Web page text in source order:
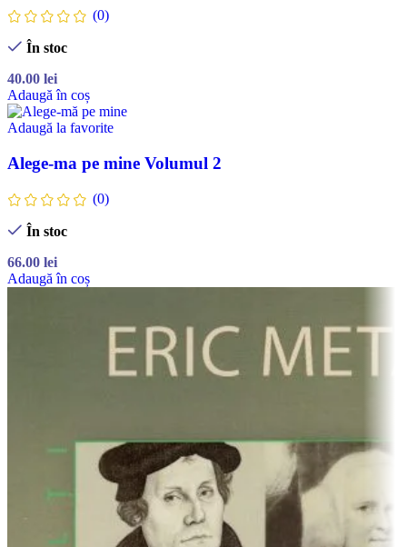
(0)
În stoc
40.00 lei
Adaugă în coș
Adaugă la favorite
Alege-ma pe mine Volumul 2
(0)
În stoc
66.00 lei
Adaugă în coș